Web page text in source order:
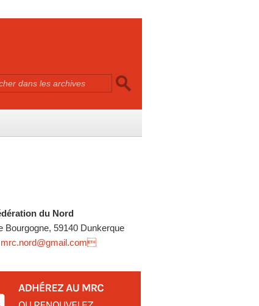
du Nord
Bourgogne, 59140 Dunkerque
mrc.nord@gmail.com